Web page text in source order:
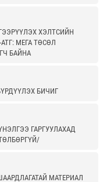
ХЭЛТСИЙН
МЕГА ТӨСӨЛ
БАЙНА
БИЧИГ
ГАРГУУЛАХАД
МАТЕРИАЛ